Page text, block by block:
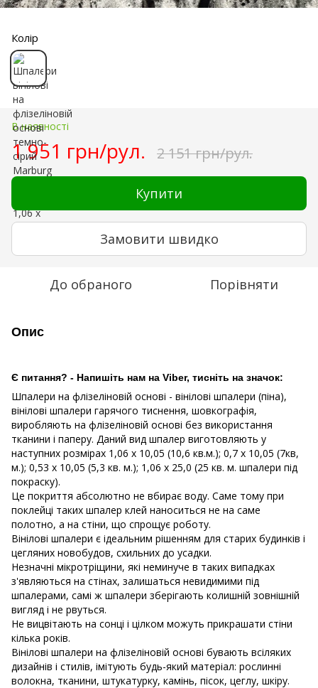
Колір
В наявності
1 951 грн/рул. 2 151 грн/рул.
Купити
Замовити швидко
До обраного Порівняти
Опис
Є питання? - Напишіть нам на Viber, тисніть на значок:
Шпалери на флізеліновій основі - вінілові шпалери (піна),
вінілові шпалери гарячого тиснення, шовкографія,
виробляють на флізеліновій основі без використання
тканини і паперу. Даний вид шпалер виготовляють у
наступних розмірах 1,06 х 10,05 (10,6 кв.м.); 0,7 х 10,05 (7кв,
м.); 0,53 х 10,05 (5,3 кв. м.); 1,06 х 25,0 (25 кв. м. шпалери під
покраску).
Це покриття абсолютно не вбирає воду. Саме тому при
поклейці таких шпалер клей наноситься не на саме
полотно, а на стіни, що спрощує роботу.
Вінілові шпалери є ідеальним рішенням для старих будинків і
цегляних новобудов, схильних до усадки.
Незначні мікротріщини, які неминуче в таких випадках
з'являються на стінах, залишаться невидимими під
шпалерами, самі ж шпалери зберігають колишній зовнішній
вигляд і не рвуться.
Не вицвітають на сонці і цілком можуть прикрашати стіни
кілька років.
Вінілові шпалери на флізеліновій основі бувають всіляких
дизайнів і стилів, імітують будь-який матеріал: рослинні
волокна, тканини, штукатурку, камінь, пісок, цеглу, шкіру.